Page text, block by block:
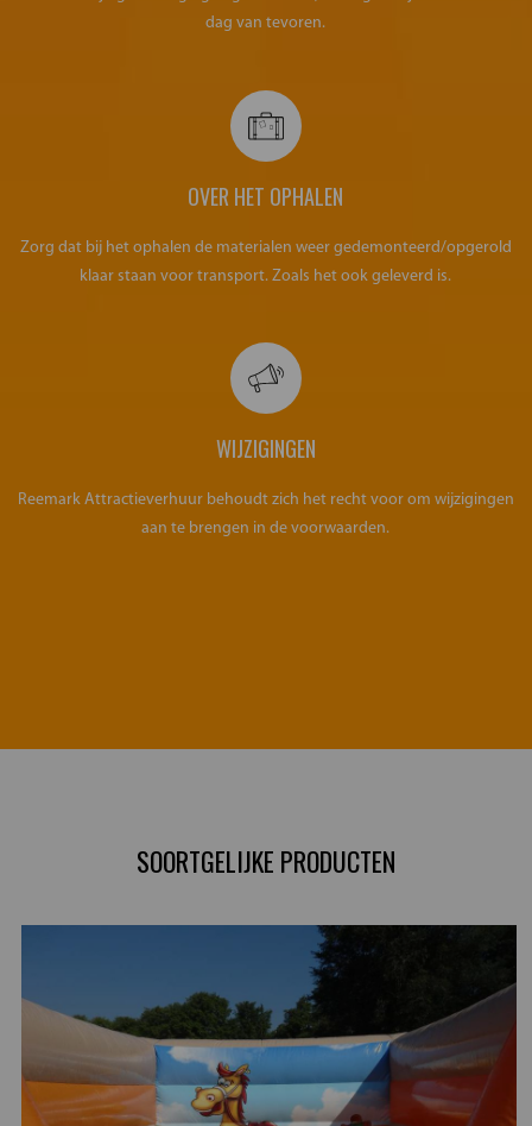
dag van tevoren.
OVER HET OPHALEN
Zorg dat bij het ophalen de materialen weer gedemonteerd/opgerold
klaar staan voor transport. Zoals het ook geleverd is.
WIJZIGINGEN
Reemark Attractieverhuur behoudt zich het recht voor om wijzigingen
aan te brengen in de voorwaarden.
SOORTGELIJKE PRODUCTEN